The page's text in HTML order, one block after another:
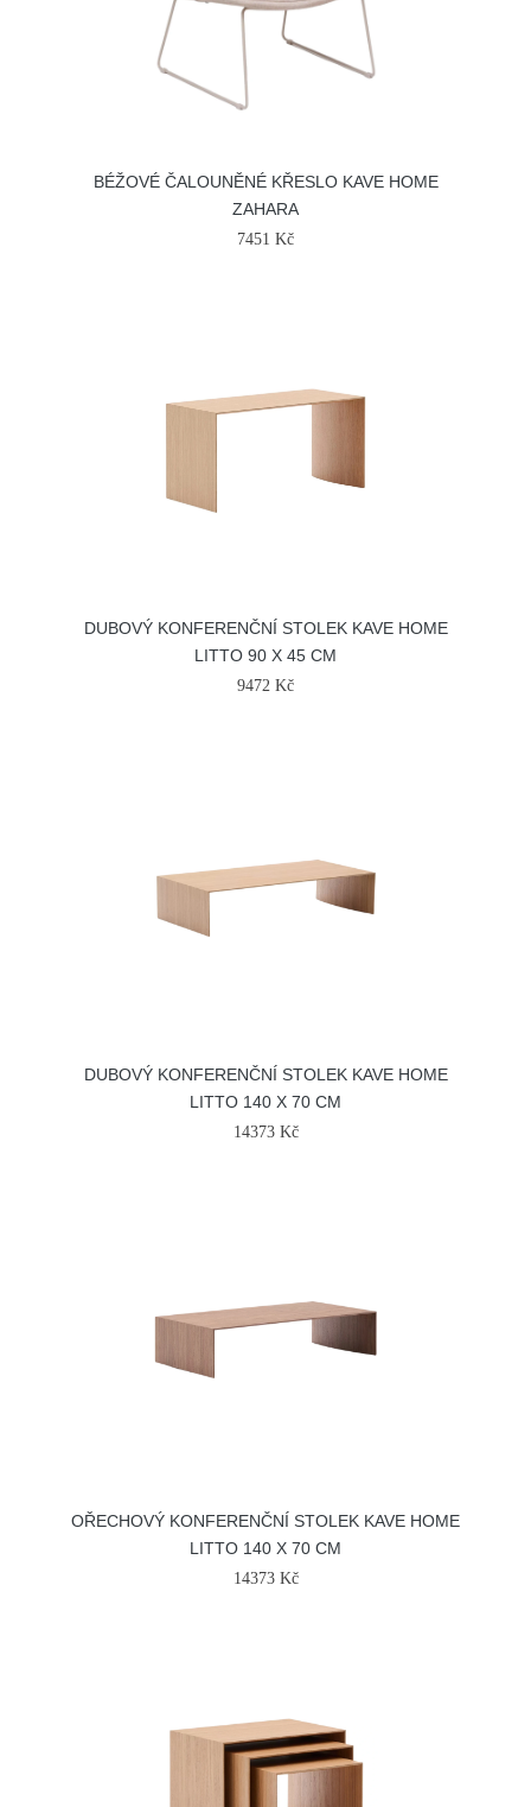
BÉŽOVÉ ČALOUNĚNÉ KŘESLO KAVE HOME
ZAHARA
7451 Kč
DUBOVÝ KONFERENČNÍ STOLEK KAVE HOME
LITTO 90 X 45 CM
9472 Kč
DUBOVÝ KONFERENČNÍ STOLEK KAVE HOME
LITTO 140 X 70 CM
14373 Kč
OŘECHOVÝ KONFERENČNÍ STOLEK KAVE HOME
LITTO 140 X 70 CM
14373 Kč